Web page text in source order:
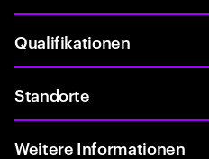
Qualifikationen
Standorte
Weitere Informationen